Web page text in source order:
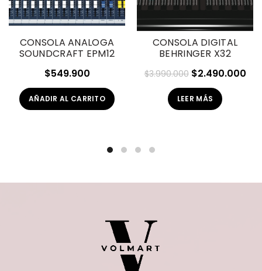
CONSOLA ANALOGA
SOUNDCRAFT EPM12
$549.900
AÑADIR AL CARRITO
CONSOLA DIGITAL
BEHRINGER X32
$3.990.000 El
precio
original
$2.490.000El
LEER MÁS